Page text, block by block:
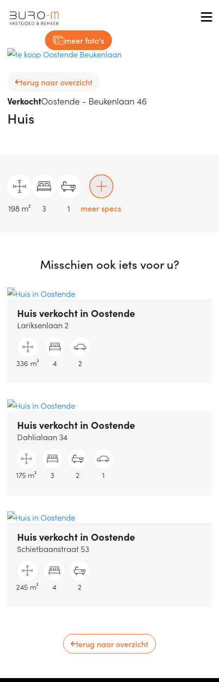
meer foto's
terug naar overzicht
VerkochtOostende - Beukenlaan 46
Huis
198 m² 3 1 meer specs
Misschien ook iets voor u?
Huis verkocht in Oostende
Lariksenlaan 2
336 m² 4 2
Huis verkocht in Oostende
Dahlialaan 34
175 m² 3 2 1
Huis verkocht in Oostende
Schietbaanstraat 53
245 m² 4 2
terug naar overzicht